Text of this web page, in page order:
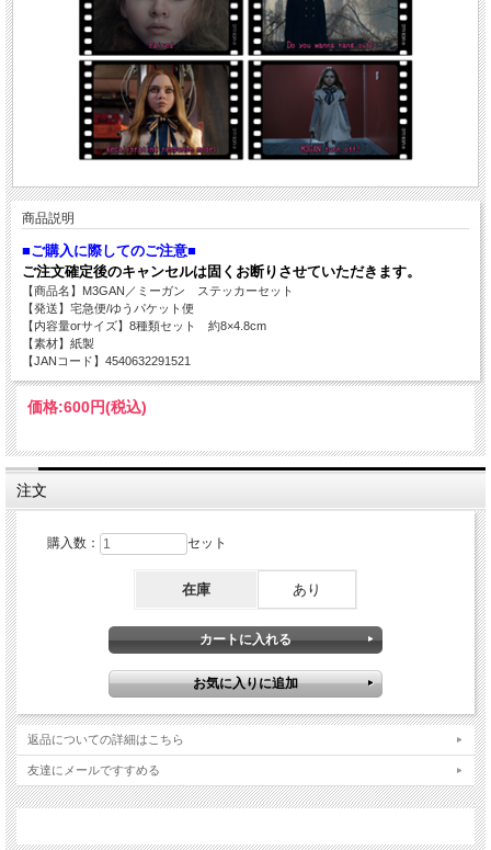
商品説明
■ご購入に際してのご注意■
ご注文確定後のキャンセルは固くお断りさせていただきます。
【商品名】M3GAN／ミーガン ステッカーセット
【発送】宅急便/ゆうパケット便
【内容量orサイズ】8種類セット 約8×4.8cm
【素材】紙製
【JANコード】4540632291521
価格:600円(税込)
注文
購入数： セット
在庫 あり
返品についての詳細はこちら
友達にメールですすめる